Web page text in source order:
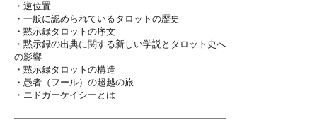
・逆位置
・一般に認められているタロットの歴史
・黙示録タロットの序文
・黙示録の出典に関する新しい学説とタロット史へ
の影響
・黙示録タロットの構造
・愚者（フール）の超越の旅
・エドガーケイシーとは